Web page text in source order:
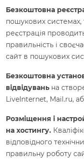
Безкоштовна
пошукових системах,
реєстрація
правильність і
сайт в пошукових
Безкоштовна
відвідувань на
LiveInternet, Mail.ru,
Розміщення і
на хостингу.
відповідного
правильну роботу